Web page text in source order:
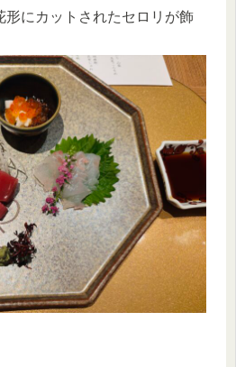
形にカットされたセロリが飾